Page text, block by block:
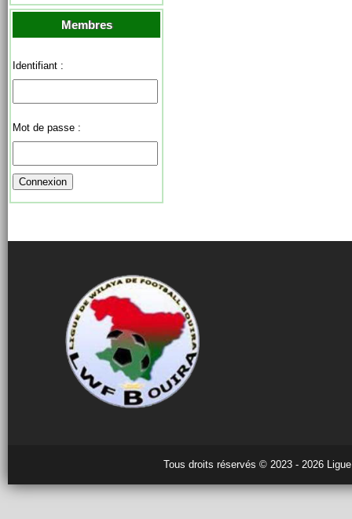
Membres
Identifiant :
Mot de passe :
Tous droits réservés © 2023 - 2026